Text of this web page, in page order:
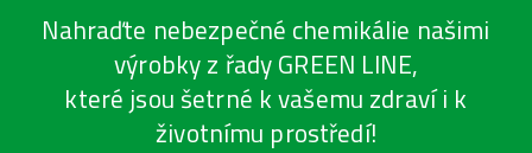
Nahraďte nebezpečné chemikálie našimi
výrobky z řady GREEN LINE,
které jsou šetrné k vašemu zdraví i k
životnímu prostředí!